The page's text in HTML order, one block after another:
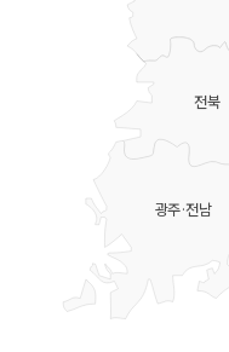
전북
광주·전남